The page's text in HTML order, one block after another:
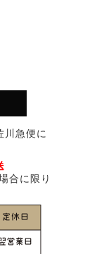
川急便に
合に限り